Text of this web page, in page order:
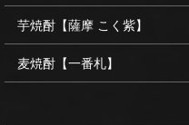
芋焼酎【薩摩 こく紫】
麦焼酎【一番札】